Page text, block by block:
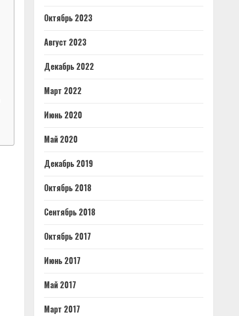
Октябрь 2023
Август 2023
Декабрь 2022
Март 2022
Июнь 2020
Май 2020
Декабрь 2019
Октябрь 2018
Сентябрь 2018
Октябрь 2017
Июнь 2017
Май 2017
Март 2017